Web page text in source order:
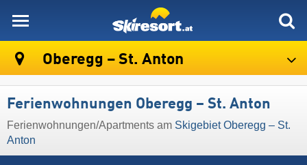
Oberegg – St. Anton
Ferienwohnungen Oberegg – St. Anton
Ferienwohnungen/Apartments am Skigebiet Oberegg – St.
Anton